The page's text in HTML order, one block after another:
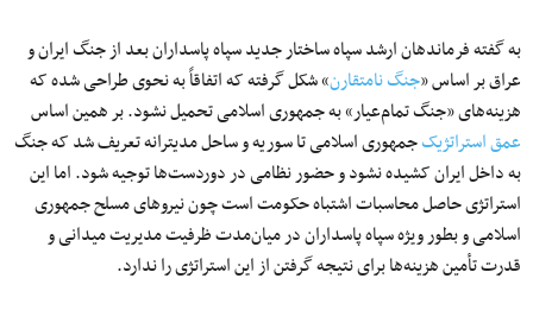
به گفته فرماندهان ارشد سپاه ساختار جدید سپاه پاسداران بعد از جنگ ایران و
عراق بر اساس «جنگ نامتقارن» شکل گرفته که اتفاقاً به نحوی طراحی شده که
هزینه‌های «جنگ تمام‌عیار» به جمهوری اسلامی تحمیل نشود. بر همین اساس
عمق استراتژیکجمهوری اسلامی تا سوریه و ساحل مدیترانه تعریف شد که جنگ
به داخل ایران کشیده نشود و حضور نظامی در دوردست‌ها توجیه شود. اما این
استراتژی حاصل محاسبات اشتباه حکومت است چون نیروهای مسلح جمهوری
اسلامی و بطور ویژه سپاه پاسداران در میان‌مدت ظرفیت مدیریت میدانی و
قدرت تأمین هزینه‌ها برای نتیجه گرفتن از این استراتژی را ندارد.